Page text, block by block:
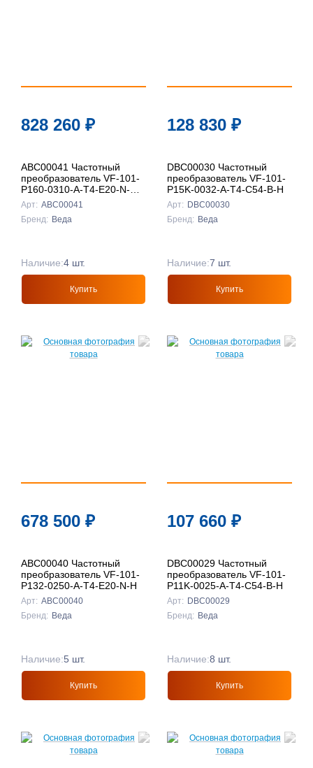
828 260 ₽
ABC00041 Частотный
преобразователь VF-101-
P160-0310-A-T4-E20-N-H-
D
Арт: ABC00041
Бренд: Веда
Наличие:4 шт.
Купить
128 830 ₽
DBC00030 Частотный
преобразователь VF-101-
P15K-0032-A-T4-C54-B-H
Арт: DBC00030
Бренд: Веда
Наличие:7 шт.
Купить
678 500 ₽
ABC00040 Частотный
преобразователь VF-101-
P132-0250-A-T4-E20-N-H
Арт: ABC00040
Бренд: Веда
Наличие:5 шт.
Купить
107 660 ₽
DBC00029 Частотный
преобразователь VF-101-
P11K-0025-A-T4-C54-B-H
Арт: DBC00029
Бренд: Веда
Наличие:8 шт.
Купить